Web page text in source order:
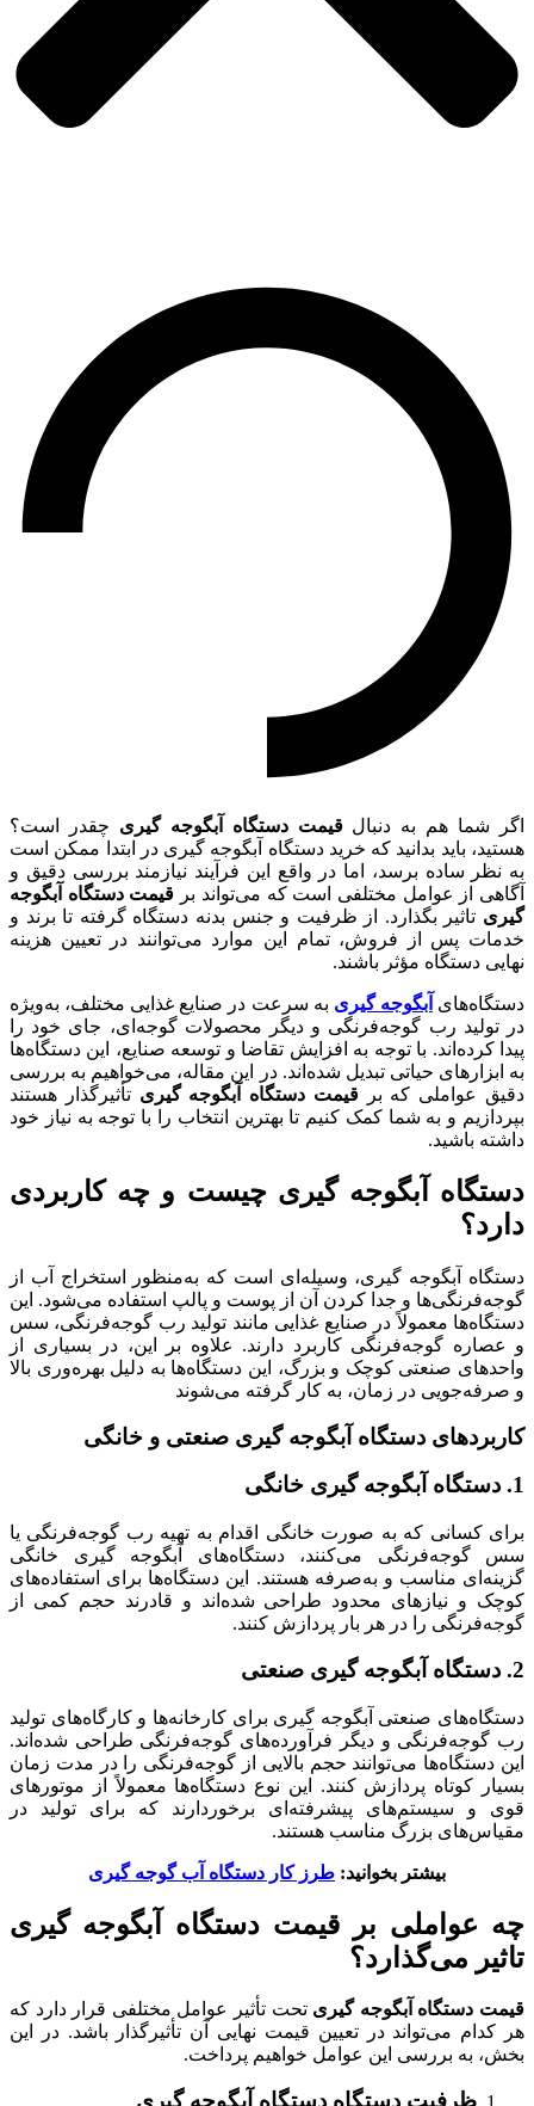
اگر شما هم به دنبالقیمت دستگاه آبگوجه گیری چقدر است؟
هستید، باید بدانید که خرید دستگاه آبگوجه گیری در ابتدا ممکن است
به نظر ساده برسد، اما در واقع این فرآیند نیازمند بررسی دقیق و
آگاهی از عوامل مختلفی است که می‌تواند بر قیمت دستگاه آبگوجه
گیری تاثیر بگذارد. از ظرفیت و جنس بدنه دستگاه گرفته تا برند و
خدمات پس از فروش، تمام این موارد می‌توانند در تعیین هزینه
نهایی دستگاه مؤثر باشند.
دستگاه‌های آبگوجه گیری به سرعت در صنایع غذایی مختلف، به‌ویژه
در تولید رب گوجه‌فرنگی و دیگر محصولات گوجه‌ای، جای خود را
پیدا کرده‌اند. با توجه به افزایش تقاضا و توسعه صنایع، این دستگاه‌ها
به ابزارهای حیاتی تبدیل شده‌اند. در این مقاله، می‌خواهیم به بررسی
دقیق عواملی که برقیمت دستگاه آبگوجه گیری تأثیرگذار هستند
بپردازیم و به شما کمک کنیم تا بهترین انتخاب را با توجه به نیاز خود
داشته باشید.
دستگاه آبگوجه گیری چیست و چه کاربردی
دارد؟
دستگاه آبگوجه گیری، وسیله‌ای است که به‌منظور استخراج آب از
گوجه‌فرنگی‌ها و جدا کردن آن از پوست و پالپ استفاده می‌شود. این
دستگاه‌ها معمولاً در صنایع غذایی مانند تولید رب گوجه‌فرنگی، سس
و عصاره گوجه‌فرنگی کاربرد دارند. علاوه بر این، در بسیاری از
واحدهای صنعتی کوچک و بزرگ، این دستگاه‌ها به دلیل بهره‌وری بالا
و صرفه‌جویی در زمان، به کار گرفته می‌شوند
کاربردهای دستگاه آبگوجه گیری صنعتی و خانگی
1. دستگاه آبگوجه گیری
خانگی
برای کسانی که به صورت خانگی اقدام به تهیه رب گوجه‌فرنگی یا
سس گوجه‌فرنگی می‌کنند، دستگاه‌های آبگوجه گیری خانگی
گزینه‌ای مناسب و به‌صرفه هستند. این دستگاه‌ها برای استفاده‌های
کوچک و نیازهای محدود طراحی شده‌اند و قادرند حجم کمی از
گوجه‌فرنگی را در هر بار پردازش کنند.
2. دستگاه آبگوجه گیری صنعتی
دستگاه‌های صنعتی آبگوجه گیری برای کارخانه‌ها و کارگاه‌های تولید
رب گوجه‌فرنگی و دیگر فرآورده‌های گوجه‌فرنگی طراحی شده‌اند.
این دستگاه‌ها می‌توانند حجم بالایی از گوجه‌فرنگی را در مدت زمان
بسیار کوتاه پردازش کنند. این نوع دستگاه‌ها معمولاً از موتورهای
قوی و سیستم‌های پیشرفته‌ای برخوردارند که برای تولید در
مقیاس‌های بزرگ مناسب هستند.
بیشتر بخوانید: طرز کار دستگاه آب گوجه گیری
چه عواملی بر قیمت دستگاه آبگوجه گیری
تاثیر می‌گذارد؟
قیمت دستگاه آبگوجه گیری تحت تأثیر عوامل مختلفی قرار دارد که
هر کدام می‌تواند در تعیین قیمت نهایی آن تأثیرگذار باشد. در این
بخش، به بررسی این عوامل خواهیم پرداخت.
ظرفیت دستگاه دستگاه آبگوجه گیری